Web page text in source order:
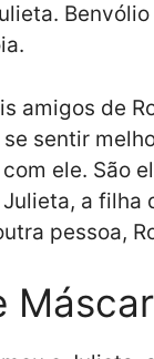
amigos de
sentir
ele. São
a filha
pessoa,